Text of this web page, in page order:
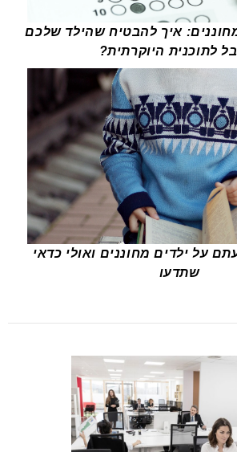
איך להבטיח שהילד שלכם
לתוכנית היוקרתית?
על ילדים מחוננים ואולי כדאי
שתדעו